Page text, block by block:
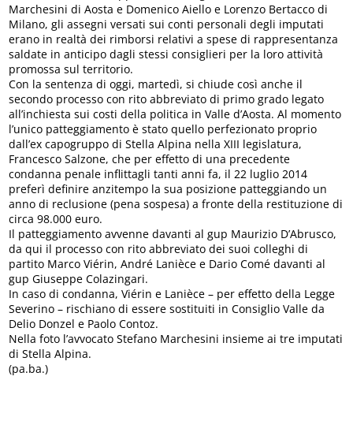
Marchesini di Aosta e Domenico Aiello e Lorenzo Bertacco di
Milano, gli assegni versati sui conti personali degli imputati
erano in realtà dei rimborsi relativi a spese di rappresentanza
saldate in anticipo dagli stessi consiglieri per la loro attività
promossa sul territorio.
Con la sentenza di oggi, martedì, si chiude così anche il
secondo processo con rito abbreviato di primo grado legato
all’inchiesta sui costi della politica in Valle d’Aosta. Al momento
l’unico patteggiamento è stato quello perfezionato proprio
dall’ex capogruppo di Stella Alpina nella XIII legislatura,
Francesco Salzone, che per effetto di una precedente
condanna penale inflittagli tanti anni fa, il 22 luglio 2014
preferì definire anzitempo la sua posizione patteggiando un
anno di reclusione (pena sospesa) a fronte della restituzione di
circa 98.000 euro.
Il patteggiamento avvenne davanti al gup Maurizio D’Abrusco,
da qui il processo con rito abbreviato dei suoi colleghi di
partito Marco Viérin, André Lanièce e Dario Comé davanti al
gup Giuseppe Colazingari.
In caso di condanna, Viérin e Lanièce – per effetto della Legge
Severino – rischiano di essere sostituiti in Consiglio Valle da
Delio Donzel e Paolo Contoz.
Nella foto l’avvocato Stefano Marchesini insieme ai tre imputati
di Stella Alpina.
(pa.ba.)